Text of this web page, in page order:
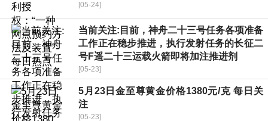
[05-24]
当前关注:目前，神舟二十三号任务各项准备
工作正在稳步推进，执行发射任务的长征二
号F遥二十三运载火箭即将加注推进剂
[05-23]
5月23日金至尊黄金价格1380元/克 每日关
注
[05-23]